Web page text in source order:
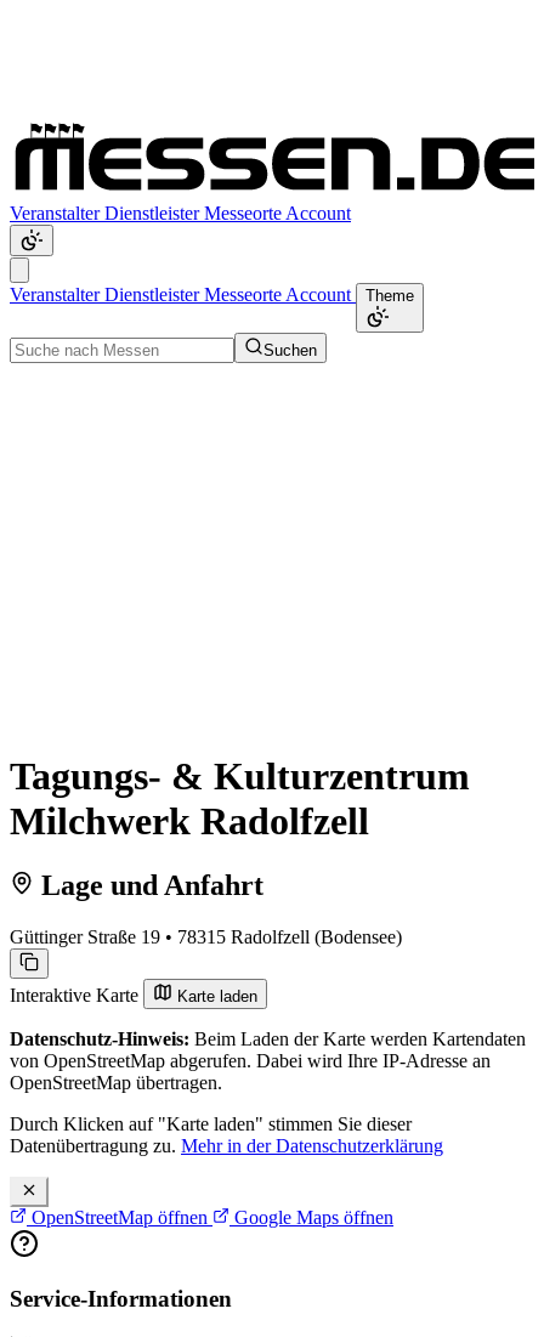
VeranstalterDienstleisterMesseorte Account
VeranstalterDienstleisterMesseorte Account Theme
Suchen
Tagungs- & Kulturzentrum
Milchwerk Radolfzell
Lage und Anfahrt
Güttinger Straße 19 • 78315 Radolfzell (Bodensee)
Interaktive Karte Karte laden
Datenschutz-Hinweis: Beim Laden der Karte werden Kartendaten
von OpenStreetMap abgerufen. Dabei wird Ihre IP-Adresse an
OpenStreetMap übertragen.
Durch Klicken auf "Karte laden" stimmen Sie dieser
Datenübertragung zu. Mehr in der Datenschutzerklärung
OpenStreetMap öffnen Google Maps öffnen
Service-Informationen